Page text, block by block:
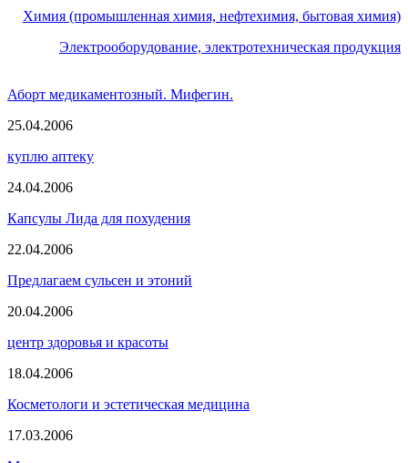
Химия (промышленная химия, нефтехимия, бытовая химия)
Электрооборудование, электротехническая продукция
Аборт медикаментозный. Мифегин.
25.04.2006
куплю аптеку
24.04.2006
Капсулы Лида для похудения
22.04.2006
Предлагаем сульсен и этоний
20.04.2006
центр здоровья и красоты
18.04.2006
Косметологи и эстетическая медицина
17.03.2006